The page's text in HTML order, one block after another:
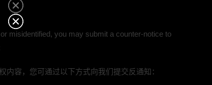
misidentified, you may submit a counter-notice to
容，您可通过以下方式向我们提交反通知：